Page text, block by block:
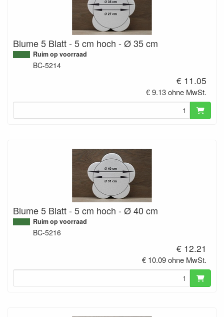
Blume 5 Blatt - 5 cm hoch - Ø 35 cm
Ruim op voorraad
BC-5214
€ 11.05
€ 9.13 ohne MwSt.
Blume 5 Blatt - 5 cm hoch - Ø 40 cm
Ruim op voorraad
BC-5216
€ 12.21
€ 10.09 ohne MwSt.